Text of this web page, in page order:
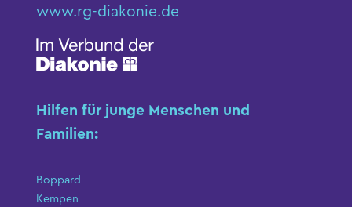
www.rg-diakonie.de
Hilfen für junge Menschen und
Familien:
Boppard
Kempen